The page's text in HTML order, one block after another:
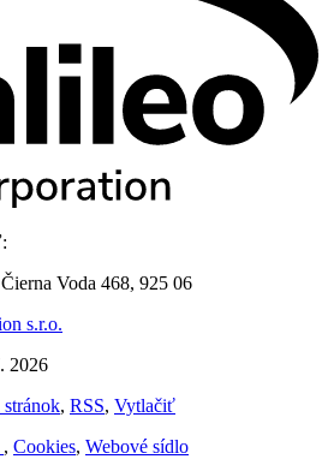
Voda 468, 925 06
s.r.o.
2026
stránok, RSS, Vytlačiť
, Cookies, Webové sídlo